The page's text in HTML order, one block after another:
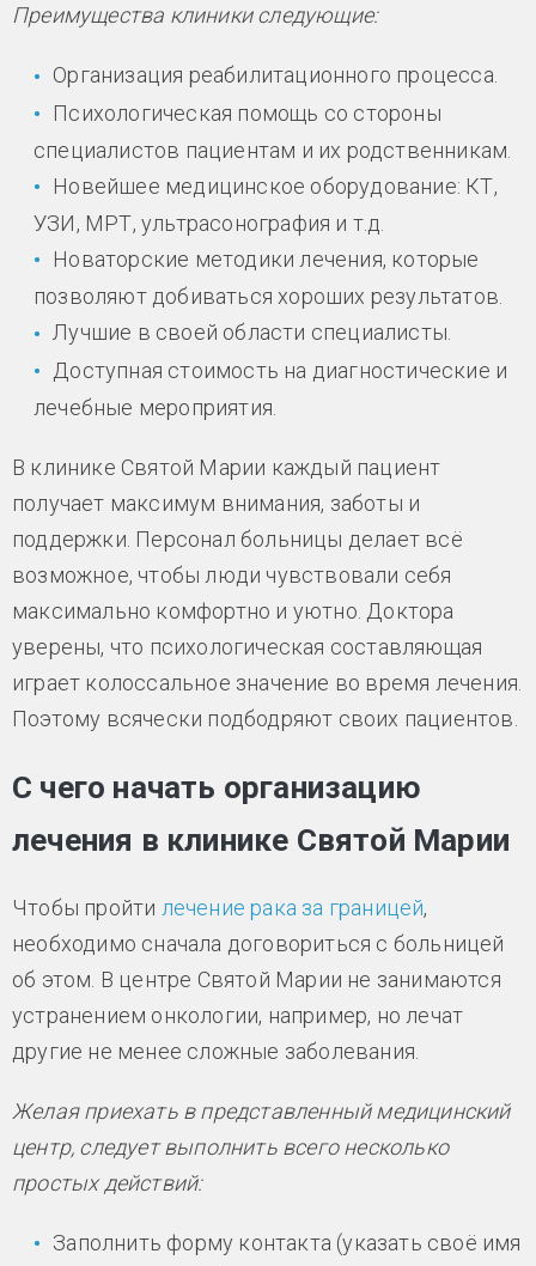
Преимущества клиники следующие:
Организация реабилитационного процесса.
Психологическая помощь со стороны
специалистов пациентам и их родственникам.
Новейшее медицинское оборудование: КТ,
УЗИ, МРТ, ультрасонография и т.д.
Новаторские методики лечения, которые
позволяют добиваться хороших результатов.
Лучшие в своей области специалисты.
Доступная стоимость на диагностические и
лечебные мероприятия.
В клинике Святой Марии каждый пациент
получает максимум внимания, заботы и
поддержки. Персонал больницы делает всё
возможное, чтобы люди чувствовали себя
максимально комфортно и уютно. Доктора
уверены, что психологическая составляющая
играет колоссальное значение во время лечения.
Поэтому всячески подбодряют своих пациентов.
С чего начать организацию
лечения в клинике Святой Марии
Чтобы пройти лечение рака за границей,
необходимо сначала договориться с больницей
об этом. В центре Святой Марии не занимаются
устранением онкологии, например, но лечат
другие не менее сложные заболевания.
Желая приехать в представленный медицинский
центр, следует выполнить всего несколько
простых действий:
Заполнить форму контакта (указать своё имя